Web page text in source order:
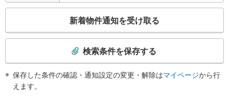
検
新着物件通知を受け取る
検索条件を保存する
保存した条件の確認・通知設定の変更・解除はマイページから行
えます。